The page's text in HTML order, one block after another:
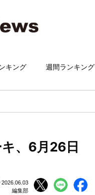
キング 週間ランキング
、6月26日
2026.06.03
編集部